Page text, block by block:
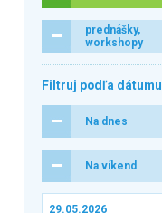
prednášky,
workshopy
Filtruj podľa dátumu
Na dnes
Na víkend